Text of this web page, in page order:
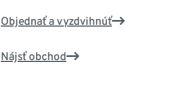
Objednať a vyzdvihnúť
Nájsť obchod